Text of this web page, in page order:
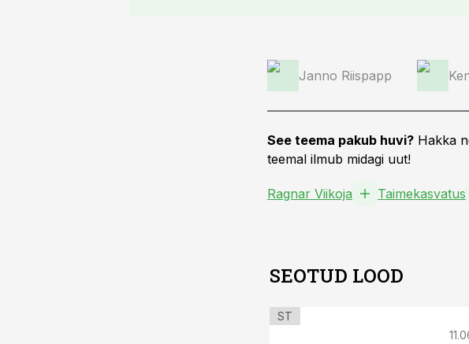
Janno Riispapp
See teema pakub huvi? Hakka
teemal ilmub midagi uut!
Ragnar Viikoja Taimekasvatus
SEOTUD LOOD
ST